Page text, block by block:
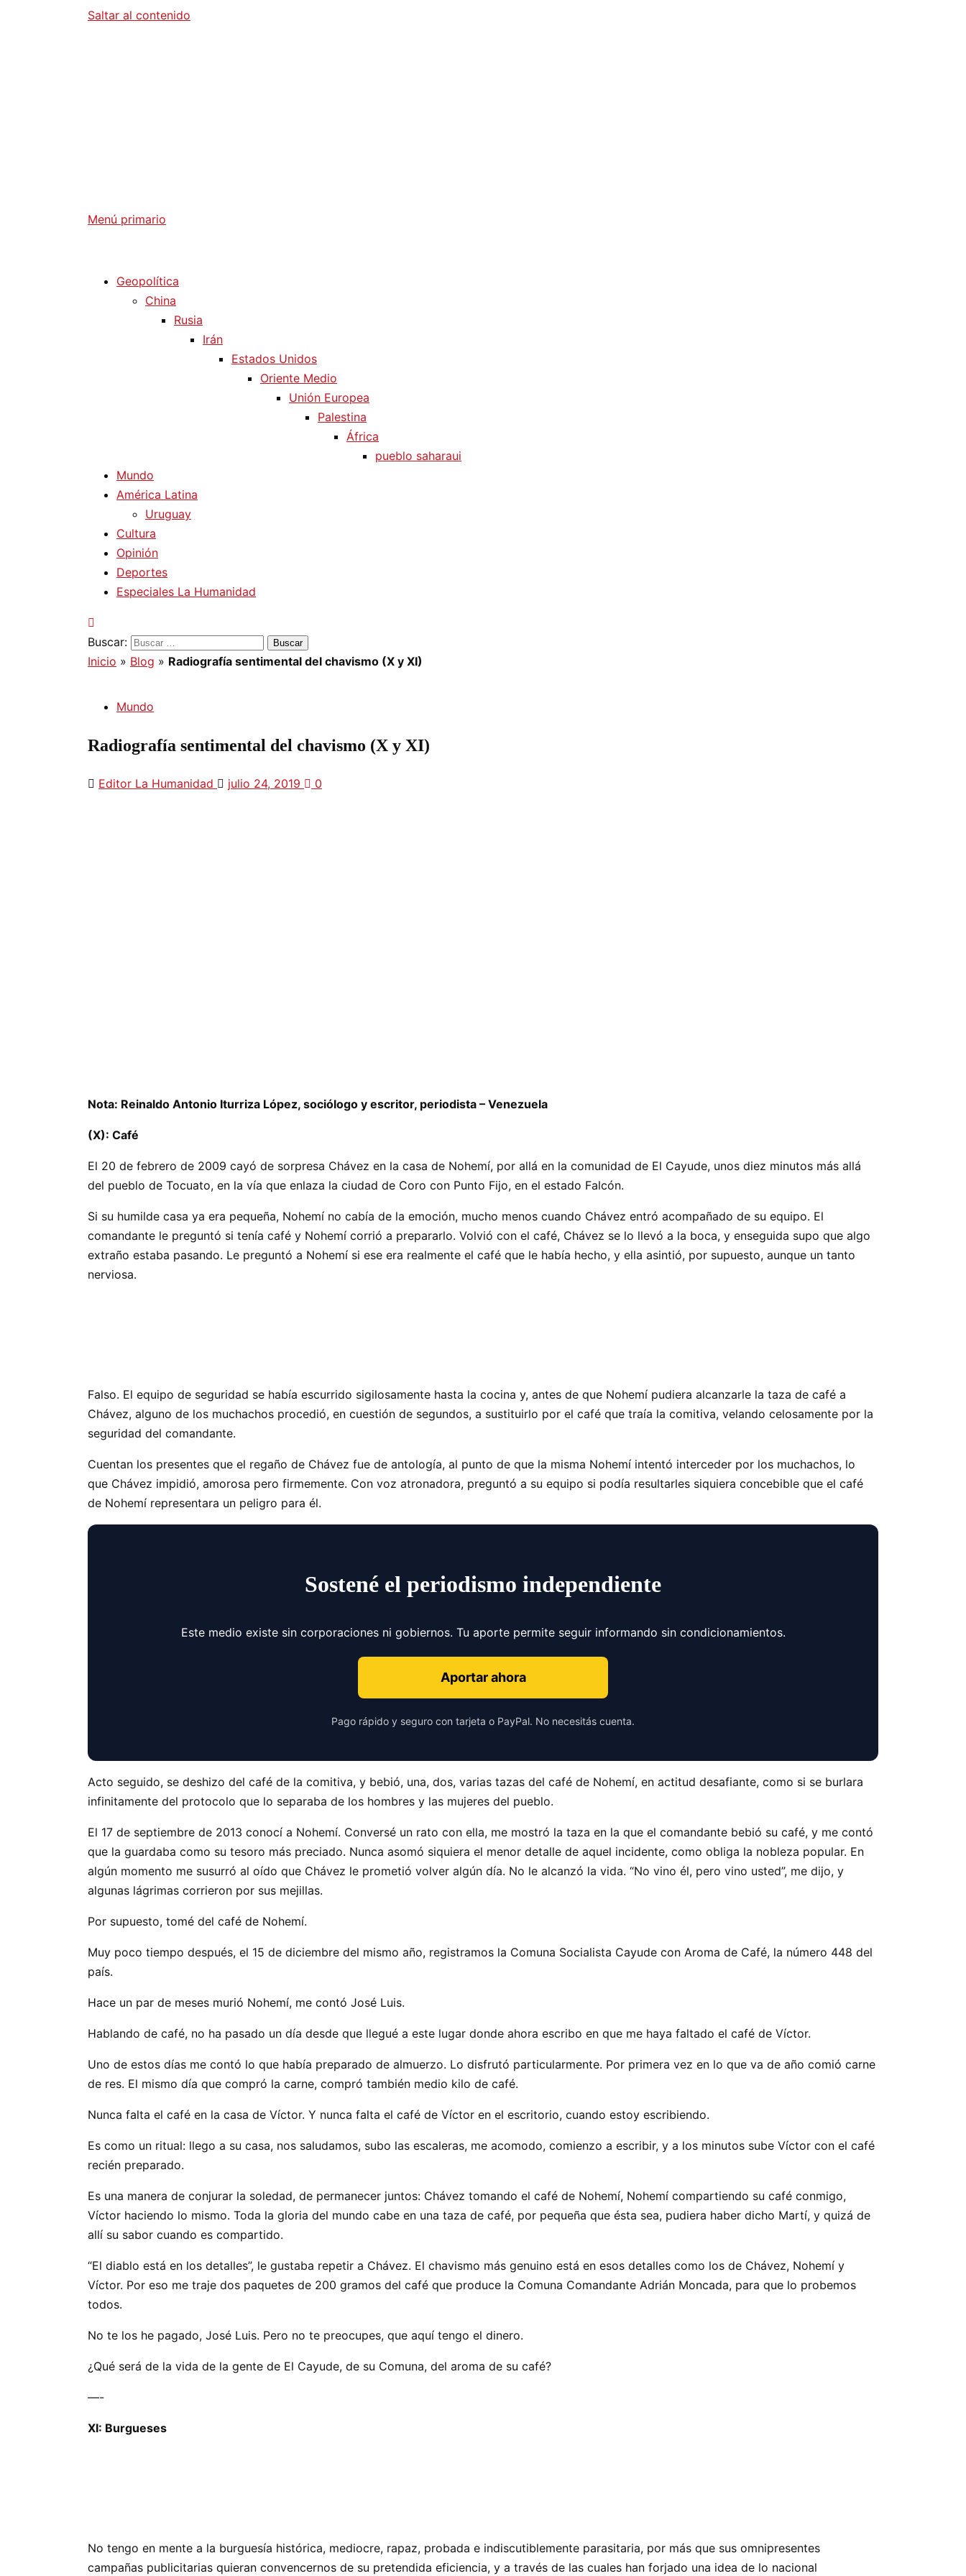
Saltar al contenido
Menú primario
Geopolítica
China
Rusia
Irán
Estados Unidos
Oriente Medio
Unión Europea
Palestina
África
pueblo saharaui
Mundo
América Latina
Uruguay
Cultura
Opinión
Deportes
Especiales La Humanidad
Buscar:
Inicio » Blog » Radiografía sentimental del chavismo (X y XI)
Mundo
Radiografía sentimental del chavismo (X y XI)
Editor La Humanidad julio 24, 2019 0
Nota: Reinaldo Antonio Iturriza López, sociólogo y escritor, periodista – Venezuela
(X): Café
El 20 de febrero de 2009 cayó de sorpresa Chávez en la casa de Nohemí, por allá en la comunidad de El Cayude, unos diez minutos más allá
del pueblo de Tocuato, en la vía que enlaza la ciudad de Coro con Punto Fijo, en el estado Falcón.
Si su humilde casa ya era pequeña, Nohemí no cabía de la emoción, mucho menos cuando Chávez entró acompañado de su equipo. El
comandante le preguntó si tenía café y Nohemí corrió a prepararlo. Volvió con el café, Chávez se lo llevó a la boca, y enseguida supo que algo
extraño estaba pasando. Le preguntó a Nohemí si ese era realmente el café que le había hecho, y ella asintió, por supuesto, aunque un tanto
nerviosa.
Falso. El equipo de seguridad se había escurrido sigilosamente hasta la cocina y, antes de que Nohemí pudiera alcanzarle la taza de café a
Chávez, alguno de los muchachos procedió, en cuestión de segundos, a sustituirlo por el café que traía la comitiva, velando celosamente por la
seguridad del comandante.
Cuentan los presentes que el regaño de Chávez fue de antología, al punto de que la misma Nohemí intentó interceder por los muchachos, lo
que Chávez impidió, amorosa pero firmemente. Con voz atronadora, preguntó a su equipo si podía resultarles siquiera concebible que el café
de Nohemí representara un peligro para él.
Sostené el periodismo independiente
Este medio existe sin corporaciones ni gobiernos. Tu aporte permite seguir informando sin condicionamientos.
Aportar ahora
Pago rápido y seguro con tarjeta o PayPal. No necesitás cuenta.
Acto seguido, se deshizo del café de la comitiva, y bebió, una, dos, varias tazas del café de Nohemí, en actitud desafiante, como si se burlara
infinitamente del protocolo que lo separaba de los hombres y las mujeres del pueblo.
El 17 de septiembre de 2013 conocí a Nohemí. Conversé un rato con ella, me mostró la taza en la que el comandante bebió su café, y me contó
que la guardaba como su tesoro más preciado. Nunca asomó siquiera el menor detalle de aquel incidente, como obliga la nobleza popular. En
algún momento me susurró al oído que Chávez le prometió volver algún día. No le alcanzó la vida. “No vino él, pero vino usted”, me dijo, y
algunas lágrimas corrieron por sus mejillas.
Por supuesto, tomé del café de Nohemí.
Muy poco tiempo después, el 15 de diciembre del mismo año, registramos la Comuna Socialista Cayude con Aroma de Café, la número 448 del
país.
Hace un par de meses murió Nohemí, me contó José Luis.
Hablando de café, no ha pasado un día desde que llegué a este lugar donde ahora escribo en que me haya faltado el café de Víctor.
Uno de estos días me contó lo que había preparado de almuerzo. Lo disfrutó particularmente. Por primera vez en lo que va de año comió carne
de res. El mismo día que compró la carne, compró también medio kilo de café.
Nunca falta el café en la casa de Víctor. Y nunca falta el café de Víctor en el escritorio, cuando estoy escribiendo.
Es como un ritual: llego a su casa, nos saludamos, subo las escaleras, me acomodo, comienzo a escribir, y a los minutos sube Víctor con el café
recién preparado.
Es una manera de conjurar la soledad, de permanecer juntos: Chávez tomando el café de Nohemí, Nohemí compartiendo su café conmigo,
Víctor haciendo lo mismo. Toda la gloria del mundo cabe en una taza de café, por pequeña que ésta sea, pudiera haber dicho Martí, y quizá de
allí su sabor cuando es compartido.
“El diablo está en los detalles”, le gustaba repetir a Chávez. El chavismo más genuino está en esos detalles como los de Chávez, Nohemí y
Víctor. Por eso me traje dos paquetes de 200 gramos del café que produce la Comuna Comandante Adrián Moncada, para que lo probemos
todos.
No te los he pagado, José Luis. Pero no te preocupes, que aquí tengo el dinero.
¿Qué será de la vida de la gente de El Cayude, de su Comuna, del aroma de su café?
—-
XI: Burgueses
No tengo en mente a la burguesía histórica, mediocre, rapaz, probada e indiscutiblemente parasitaria, por más que sus omnipresentes
campañas publicitarias quieran convencernos de su pretendida eficiencia, y a través de las cuales han forjado una idea de lo nacional